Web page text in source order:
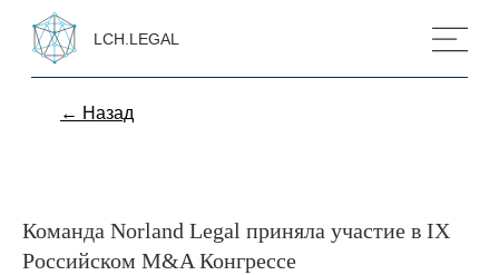
LCH.LEGAL
← Назад
Команда Norland Legal приняла участие в IX
Российском M&A Конгрессе